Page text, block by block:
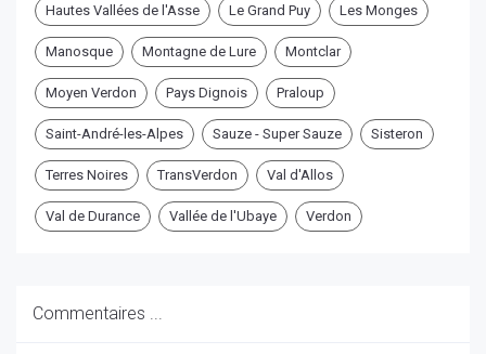
Hautes Vallées de l'Asse Le Grand Puy Les Monges
Manosque Montagne de Lure Montclar
Moyen Verdon Pays Dignois Praloup
Saint-André-les-Alpes Sauze - Super Sauze Sisteron
Terres Noires TransVerdon Val d'Allos
Val de Durance Vallée de l'Ubaye Verdon
Commentaires ...